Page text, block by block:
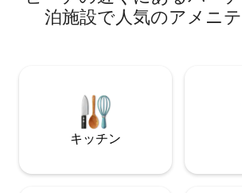
ート、マーゲイトの海辺の町がありま
す。Seagulls Nestは、家族連れ、カップ
マイルにわたる海岸線を散歩やサイクリ
ングで楽しめるこのスイートには、ダブ
ルベッド1台とソファベッド1台が備わっ
ています。
泊施設で人気のアメニ
キッチン